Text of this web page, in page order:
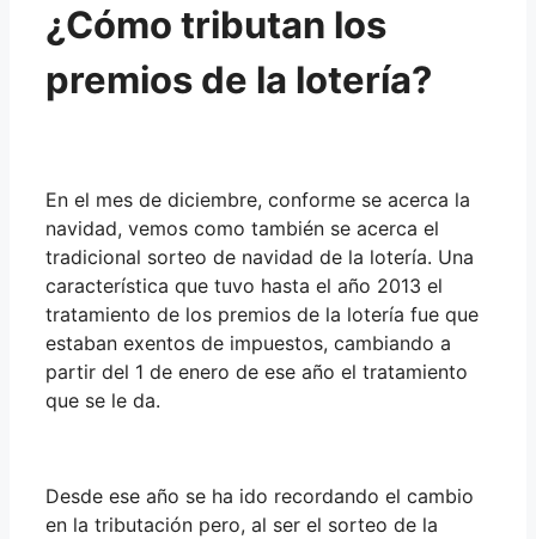
¿Cómo tributan los
premios de la lotería?
En el mes de diciembre, conforme se acerca la
navidad, vemos como también se acerca el
tradicional sorteo de navidad de la lotería. Una
característica que tuvo hasta el año 2013 el
tratamiento de los premios de la lotería fue que
estaban exentos de impuestos, cambiando a
partir del 1 de enero de ese año el tratamiento
que se le da.
Desde ese año se ha ido recordando el cambio
en la tributación pero, al ser el sorteo de la